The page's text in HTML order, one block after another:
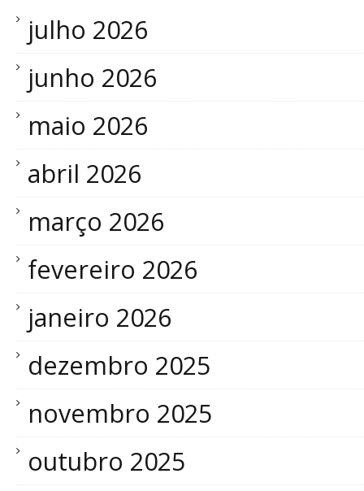
julho 2026
junho 2026
maio 2026
abril 2026
março 2026
fevereiro 2026
janeiro 2026
dezembro 2025
novembro 2025
outubro 2025